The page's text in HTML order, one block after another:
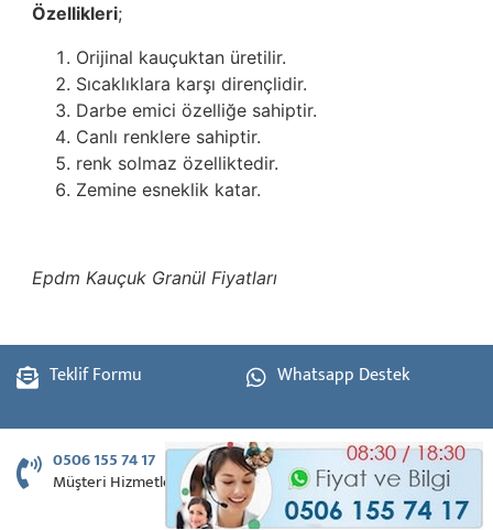
Özellikleri;
Orijinal kauçuktan üretilir.
Sıcaklıklara karşı dirençlidir.
Darbe emici özelliğe sahiptir.
Canlı renklere sahiptir.
renk solmaz özelliktedir.
Zemine esneklik katar.
Epdm Kauçuk Granül Fiyatları
Teklif Formu Whatsapp Destek
0506 155 74 17
Müşteri Hizmetleri